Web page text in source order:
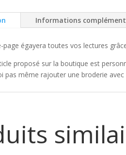
Informations
page égayera toutes vos lectures
proposé sur la boutique est
pas même rajouter une broderie